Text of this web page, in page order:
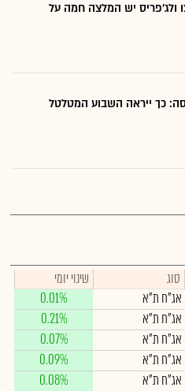
ולג'פריס יש המלצה חמה על
כך ייראה השבוע המטלטל
סוג
שינוי יומי
אג"ח ת"א
0.01%
אג"ח ת"א
0.21%
אג"ח ת"א
0.07%
אג"ח ת"א
0.09%
אג"ח ת"א 0.08%